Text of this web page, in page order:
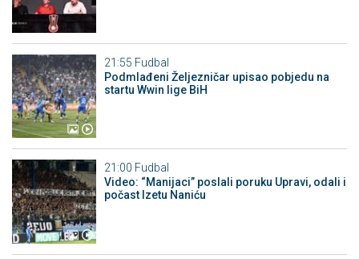
21:55 Fudbal
Podmlađeni Željezničar upisao pobjedu na
startu Wwin lige BiH
21:00 Fudbal
Video: “Manijaci” poslali poruku Upravi, odali i
počast Izetu Naniću